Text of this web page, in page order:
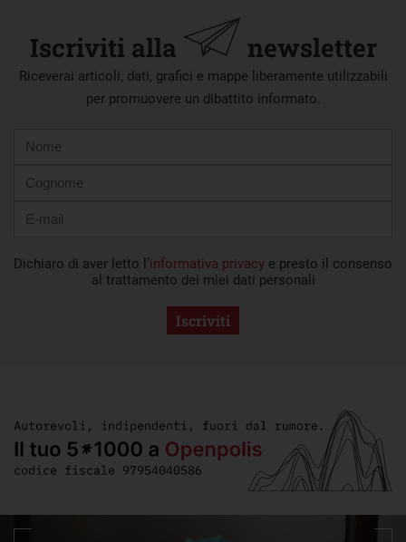
Iscriviti alla newsletter
Riceverai articoli, dati, grafici e mappe liberamente utilizzabili
per promuovere un dibattito informato.
mail
Dichiaro di aver letto l’informativa privacy e presto il consenso
al trattamento dei miei dati personali
Iscriviti